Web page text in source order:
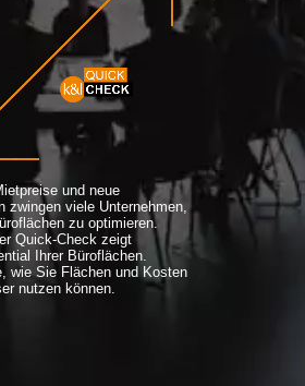
und neue
zwingen viele Unternehmen,
zu optimieren.
Quick-Check zeigt
Ihrer Büroflächen.
wie Sie Flächen und Kosten
nutzen können.